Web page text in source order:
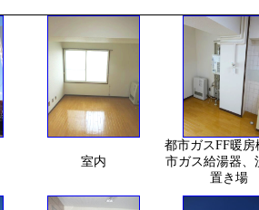
室内
都市ガスFF暖房
市ガス給湯器、
置き場